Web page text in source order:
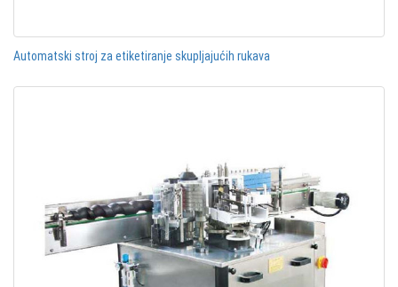
Automatski stroj za etiketiranje skupljajućih rukava